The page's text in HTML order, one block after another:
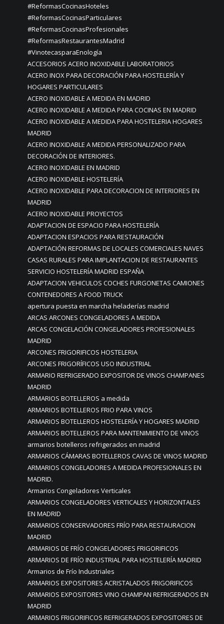
#ReformasCocinasHoteles
#ReformasCocinasParticulares
#ReformasCocinasProfesionales
#ReformasRestaurantesMadrid
#VinotecasparaEnología
ACCESORIOS ACERO INOXIDABLE LABORATORIOS
ACERO INOX PARA DECORACIÓN PARA HOSTELERÍA Y
HOGARES PARTICULARES
ACERO INOXIDABLE A MEDIDA EN MADRID
ACERO INOXIDABLE A MEDIDA PARA COCINAS EN MADRID
ACERO INOXIDABLE A MEDIDA PARA HOSTELERIA HOGARES
MADRID
ACERO INOXIDABLE A MEDIDA PERSONALIZADO PARA
DECORACIÓN DE INTERIORES.
ACERO INOXIDABLE EN MADRID
ACERO INOXIDABLE HOSTELERÍA
ACERO INOXIDABLE PARA DECORACION DE INTERIORES EN
MADRID
ACERO INOXIDABLE PROYECTOS
ADAPTACION DE ESPACIO PARA HOSTELERÍA
ADAPTACION ESPACIOS PARA RESTAURACIÓN
ADAPTACIÓN REFORMAS DE LOCALES COMERCIALES NAVES
CASAS RURALES PARA IMPLANTACION DE RESTAURANTES
SERVICIO HOSTELERÍA MADRID ESPAÑA
ADAPTACION VEHICULOS COCHES FURGONETAS CAMIONES
CONTENEDORES A FOOD TRUCK
apertura puesta en marcha heladerías madrid
ARCAS ARCONES CONGELADORES A MEDIDA
ARCAS CONGELACIÓN CONGELADORES PROFESIONALES
MADRID
ARCONES FRIGORIFICOS HOSTELERIA
ARCONES FRIGORÍFICOS USO INDUSTRIAL
ARMARIO REFRIGERADO EXPOSITOR DE VINOS CHAMPANES
MADRID
ARMARIOS BOTELLEROS a medida
ARMARIOS BOTELLEROS FRIO PARA VINOS
ARMARIOS BOTELLEROS HOSTELERÍA Y HOGARES MADRID
ARMARIOS BOTELLEROS PARA MANTENIMIENTO DE VINOS
armarios botelleros refrigerados en madrid
ARMARIOS CÁMARAS BOTELLEROS CAVAS DE VINOS MADRID
ARMARIOS CONGELADORES A MEDIDA PROFESIONALES EN
MADRID.
Armarios Congeladores Verticales
ARMARIOS CONGELADORES VERTICALES Y HORIZONTALES
EN MADRID
ARMARIOS CONSERVADORES FRÍO PARA RESTAURACION
MADRID
ARMARIOS DE FRÍO CONGELADORES FRIGORIFICOS
ARMARIOS DE FRÍO INDUSTRIAL PARA HOSTELERÍA MADRID
Armarios de Frío Industriales
ARMARIOS EXPOSITORES ACRISTALADOS FRIGORIFICOS
ARMARIOS EXPOSITORES VINO CHAMPAN REFRIGERADOS EN
MADRID
ARMARIOS FRIGORIFICOS REFRIGERADOS EXPOSITORES DE